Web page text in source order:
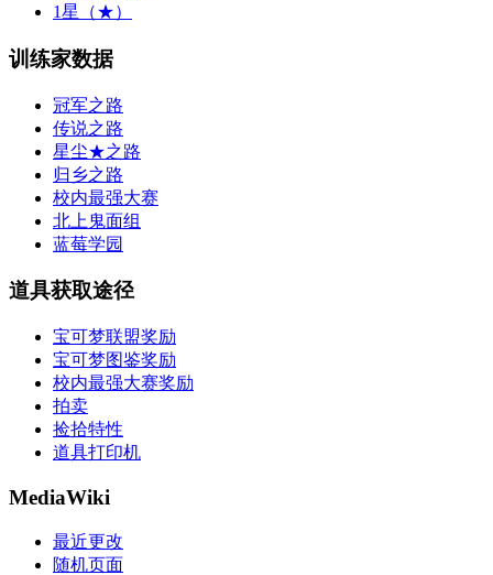
1星（★）
训练家数据
冠军之路
传说之路
星尘★之路
归乡之路
校内最强大赛
北上鬼面组
蓝莓学园
道具获取途径
宝可梦联盟奖励
宝可梦图鉴奖励
校内最强大赛奖励
拍卖
捡拾特性
道具打印机
MediaWiki
最近更改
随机页面